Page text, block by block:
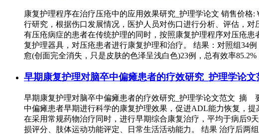
康复护理程序在治疗压疮中的应用效果研究_护理学论文 销售价
行研究，根据伤口发展情况，医护人员对伤口进行分析、评估，
有压疮病症的患者在传统护理的同时，按照康复护理程序对压疮
复护理器具，对压疮患者进行康复护理和治疗。 结果：对照组34
愈(创面完全消失，只是皮肤的色泽呈浅白色)23例，总有效率
早期康复护理对脑卒中偏瘫患者的疗效研究_护理学论文
早期康复护理对脑卒中偏瘫患者的疗效研究_护理学论文范文 摘
中偏瘫患者早期进行科学的康复护理效果，促进ADL能力恢复，
在采用常规药物治疗同时，进行早期综合康复治疗，平均于病后9
损评分、肢体运动功能评定、日常生活活动能力。 结果 治疗后两